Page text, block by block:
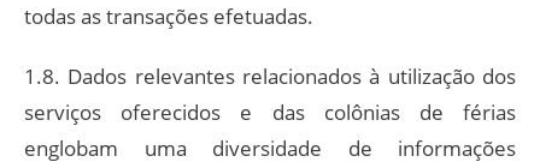
todas as transações efetuadas.
1.8. Dados relevantes relacionados à utilização dos
serviços oferecidos e das colônias de férias
englobam uma diversidade de informações